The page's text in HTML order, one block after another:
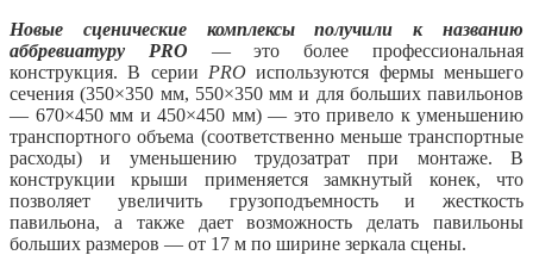
Новые сценические комплексы получили к названию
аббревиатуру PRO — это более профессиональная
конструкция. В серии PRO используются фермы меньшего
сечения (350×350 мм, 550×350 мм и для больших павильонов
— 670×450 мм и 450×450 мм) — это привело к уменьшению
транспортного объема (соответственно меньше транспортные
расходы) и уменьшению трудозатрат при монтаже. В
конструкции крыши применяется замкнутый конек, что
позволяет увеличить грузоподъемность и жесткость
павильона, а также дает возможность делать павильоны
больших размеров — от 17 м по ширине зеркала сцены.